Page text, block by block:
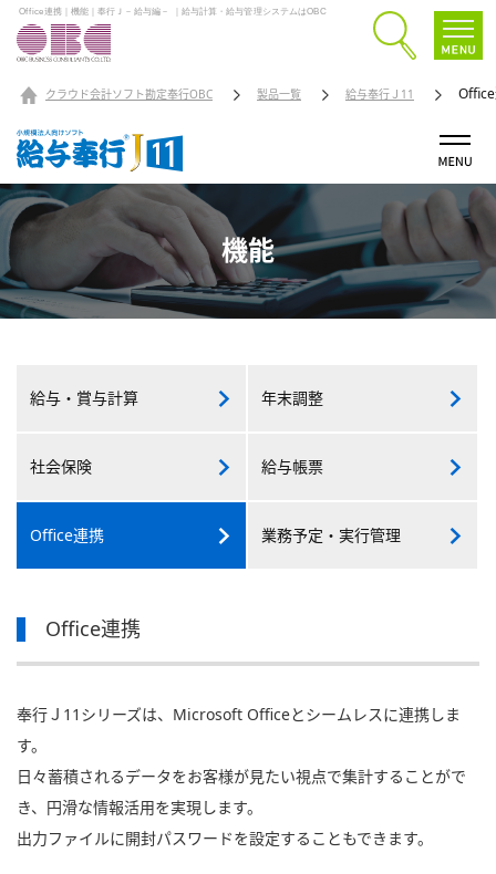
Office連携｜機能｜奉行Ｊ－給与編－ ｜給与計算・給与管理システムはOBC
クラウド会計ソフト勘定奉行OBC 製品一覧 給与奉行Ｊ11
機能
給与・ 賞与計算 年末調整
社会保険 給与帳票
Office連携 業務予定・ 実行管理
Office連携
奉行Ｊ11シリーズは、Microsoft Officeとシームレスに連携しま
す。
日々蓄積されるデータをお客様が見たい視点で集計することがで
き、円滑な情報活用を実現します。
出力ファイルに開封パスワードを設定することもできます。